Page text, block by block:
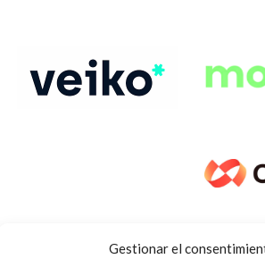
Gestionar el